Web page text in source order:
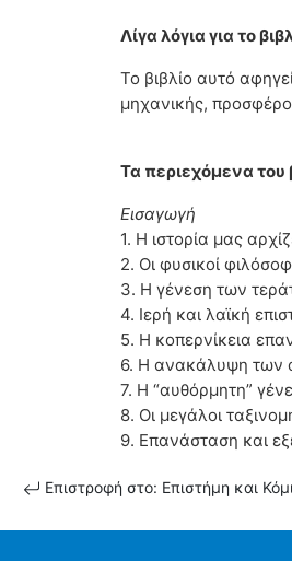
Λίγα λόγια για το
Το βιβλίο αυτό
μηχανικής,
Τα περιεχόμενα του
Εισαγωγή
1. Η ιστορία μας
2. Οι φυσικοί
3. Η γένεση των
4. Ιερή και λαϊκή
5. Η κοπερνίκεια
6. Η ανακάλυψη των
7. Η “αυθόρμητη”
8. Οι μεγάλοι
9. Επανάσταση και
Επιστροφή στο: Επιστήμη και